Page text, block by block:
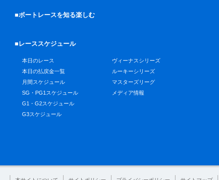
■ボートレースを知る楽しむ
■レーススケジュール
本日のレース
本日の払戻金一覧
月間スケジュール
SG・PG1スケジュール
G1・G2スケジュール
G3スケジュール
ヴィーナスシリーズ
ルーキーシリーズ
マスターズリーグ
メディア情報